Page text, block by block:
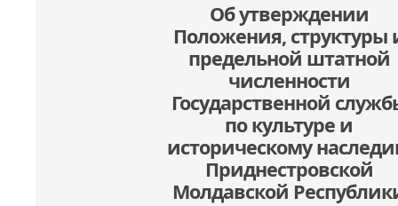
Об утверждении
Положения, структуры
предельной штатной
численности
Государственной
по культуре и
историческому
Приднестровской
Молдавской